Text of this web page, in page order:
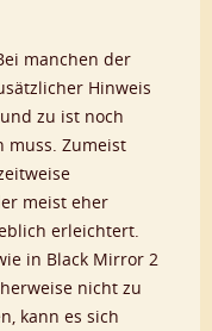
manchen der
Hinweis
zu ist noch
muss. Zumeist
meist eher
erleichtert.
in Black Mirror 2
nicht zu
kann es sich